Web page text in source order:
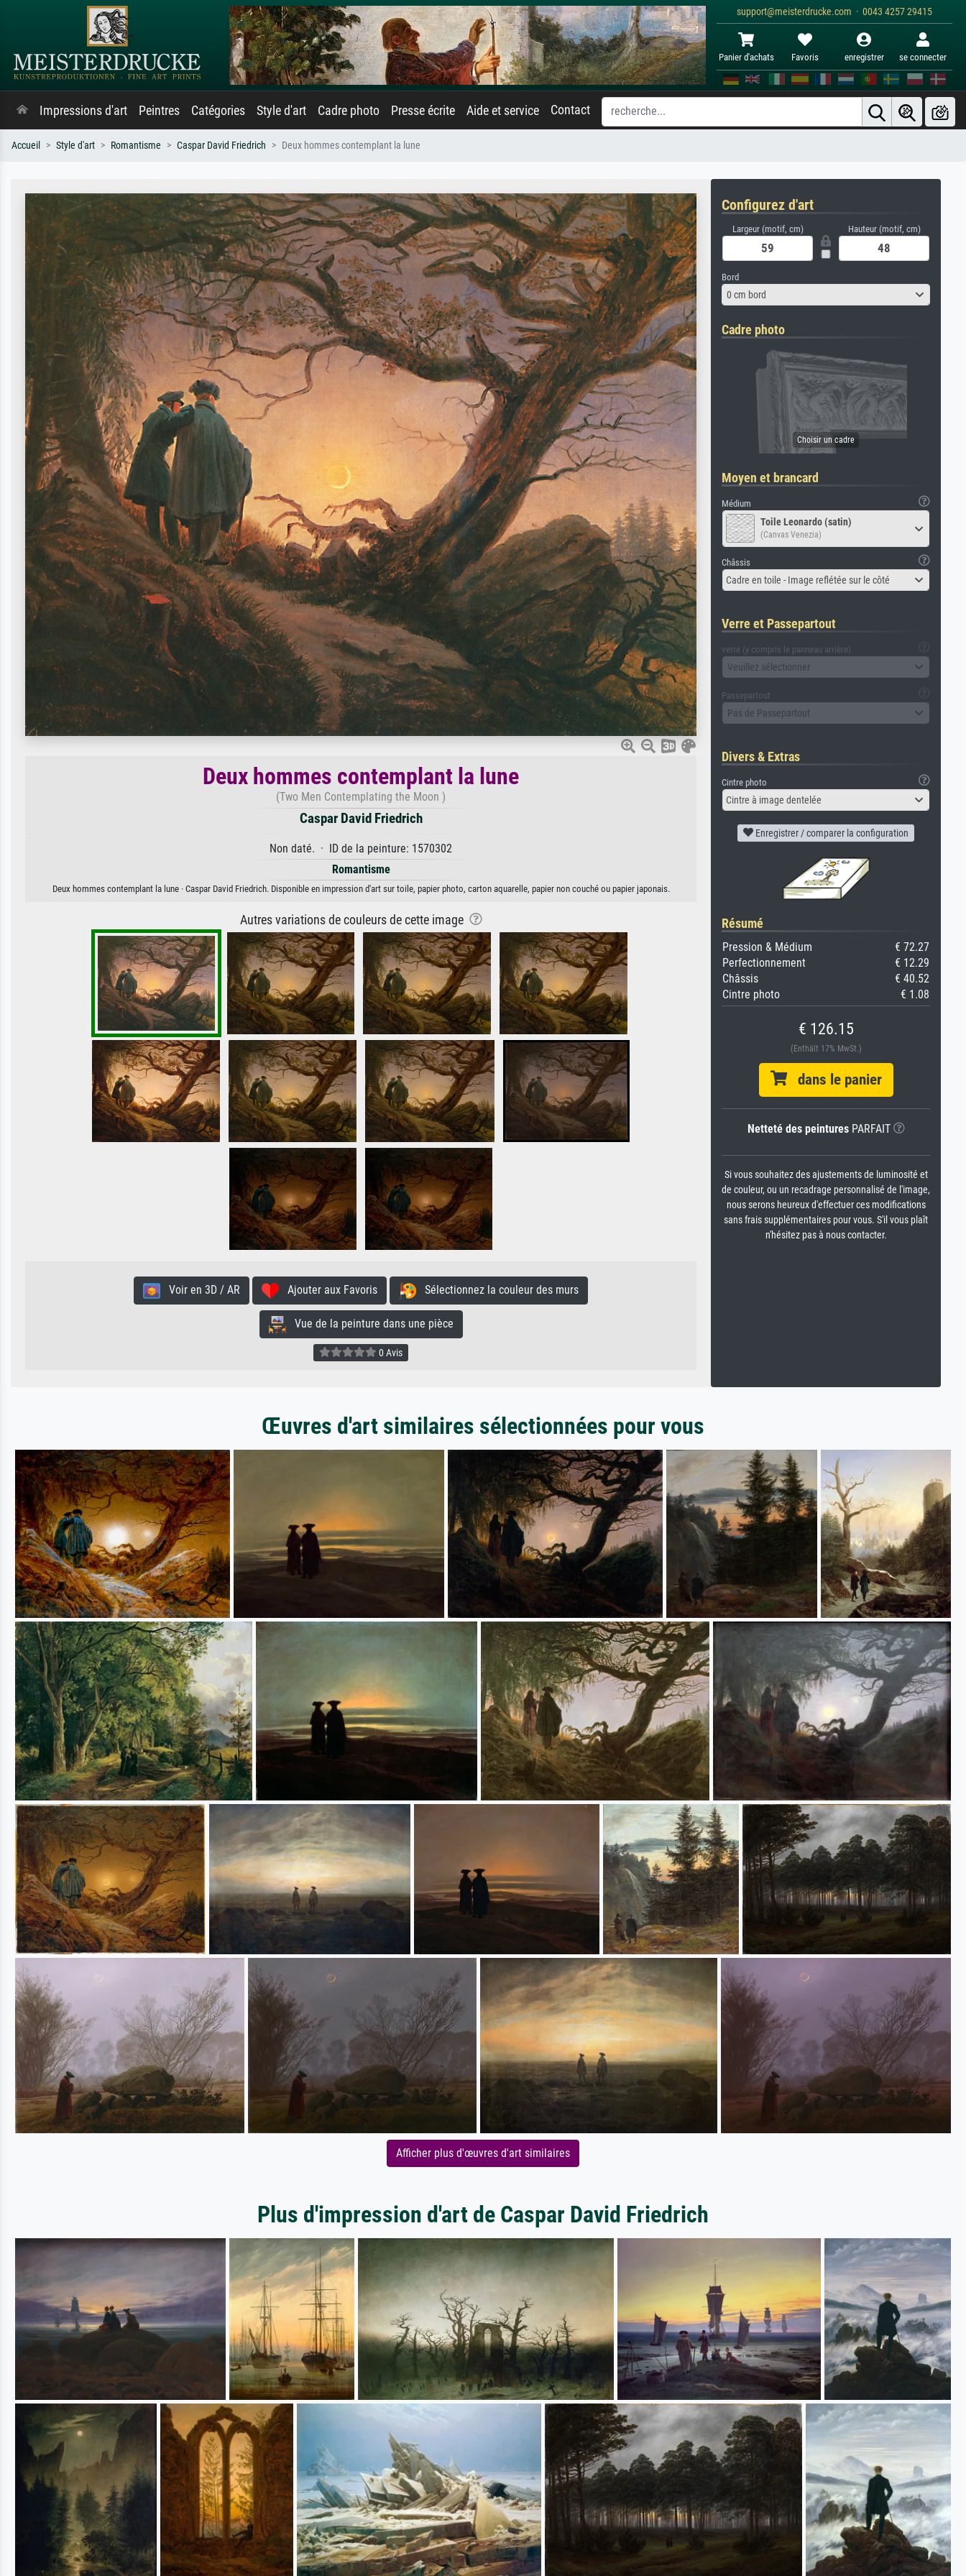
support@meisterdrucke.com · 0043 4257 29415
Panier d'achats Favoris enregistrer se connecter
Impressions d'art Peintres Catégories Style d'art Cadre photo Presse écrite Aide et service Contact
Accueil Style d'art Romantisme Caspar David Friedrich Deux hommes contemplant la lune
Deux hommes contemplant la lune
(Two Men Contemplating the Moon )
Caspar David Friedrich
Non daté. · ID de la peinture: 1570302
Romantisme
Deux hommes contemplant la lune · Caspar David Friedrich. Disponible en impression d'art sur toile, papier photo, carton aquarelle, papier non couché ou papier japonais.
Autres variations de couleurs de cette image
Voir en 3D / AR Ajouter aux Favoris Sélectionnez la couleur des murs
Vue de la peinture dans une pièce
0 Avis
Configurez d'art
Largeur (motif, cm) Hauteur (motif, cm)
Bord
0 cm bord
Cadre photo
Moyen et brancard
Médium
Toile Leonardo (satin)
(Canvas Venezia)
Châssis
Cadre en toile - Image reflétée sur le côté
Verre et Passepartout
verre (y compris le panneau arrière)
Veuillez sélectionner
Passepartout
Pas de Passepartout
Divers & Extras
Cintre photo
Cintre à image dentelée
Enregistrer / comparer la configuration
Résumé
Pression & Médium
€ 72.27
Perfectionnement
€ 12.29
Châssis
€ 40.52
Cintre photo
€ 1.08
€ 126.15
(Enthält 17% MwSt.)
dans le panier
Netteté des peinturesPARFAIT
Si vous souhaitez des ajustements de luminosité et
de couleur, ou un recadrage personnalisé de l'image,
nous serons heureux d'effectuer ces modifications
sans frais supplémentaires pour vous. S'il vous plaît
n'hésitez pas à nous contacter.
Œuvres d'art similaires sélectionnées pour vous
Afficher plus d'œuvres d'art similaires
Plus d'impression d'art de Caspar David Friedrich